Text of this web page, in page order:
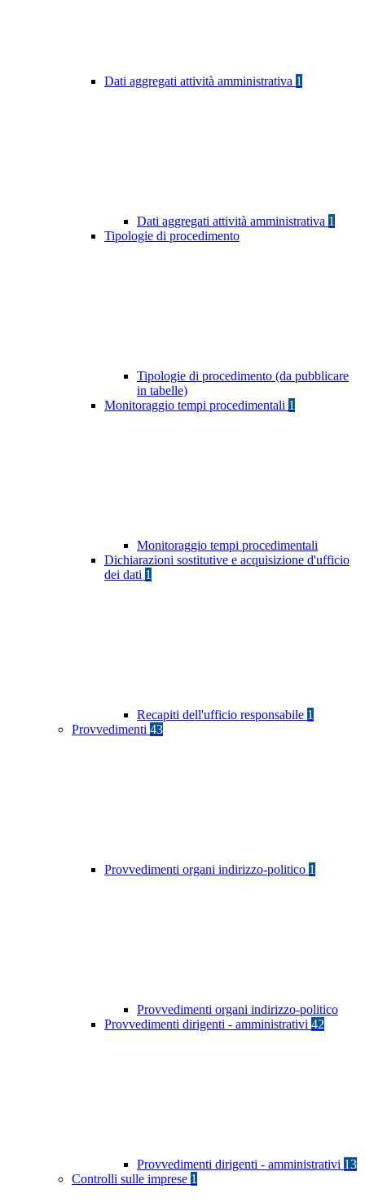
Dati aggregati attività amministrativa 1
Dati aggregati attività amministrativa 1
Tipologie di procedimento
Tipologie di procedimento (da pubblicare
in tabelle)
Monitoraggio tempi procedimentali 1
Monitoraggio tempi procedimentali
Dichiarazioni sostitutive e acquisizione d'ufficio
dei dati 1
Recapiti dell'ufficio responsabile 1
Provvedimenti 43
Provvedimenti organi indirizzo-politico 1
Provvedimenti organi indirizzo-politico
Provvedimenti dirigenti - amministrativi 42
Provvedimenti dirigenti - amministrativi 13
Controlli sulle imprese 1